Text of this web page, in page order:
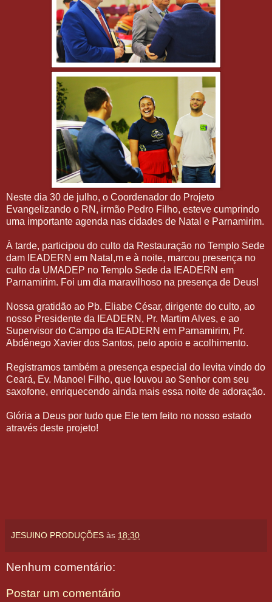
Neste dia 30 de julho, o Coordenador do Projeto
Evangelizando o RN, irmão Pedro Filho, esteve cumprindo
uma importante agenda nas cidades de Natal e Parnamirim.
À tarde, participou do culto da Restauração no Templo Sede
dam IEADERN em Natal,m e à noite, marcou presença no
culto da UMADEP no Templo Sede da IEADERN em
Parnamirim. Foi um dia maravilhoso na presença de Deus!
Nossa gratidão ao Pb. Eliabe César, dirigente do culto, ao
nosso Presidente da IEADERN, Pr. Martim Alves, e ao
Supervisor do Campo da IEADERN em Parnamirim, Pr.
Abdênego Xavier dos Santos, pelo apoio e acolhimento.
Registramos também a presença especial do levita vindo do
Ceará, Ev. Manoel Filho, que louvou ao Senhor com seu
saxofone, enriquecendo ainda mais essa noite de adoração.
Glória a Deus por tudo que Ele tem feito no nosso estado
através deste projeto!
JESUINO PRODUÇÕES às 18:30
Nenhum comentário:
Postar um comentário